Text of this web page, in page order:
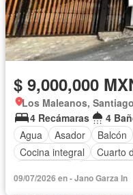
$ 9,000,000
Los Maleanos, Santiago
4 Recámaras
4
Agua
Asador Balcón
Cocina integral
Cuarto
Azotea
Seguridad
09/07/2026 en - Jano Garza In